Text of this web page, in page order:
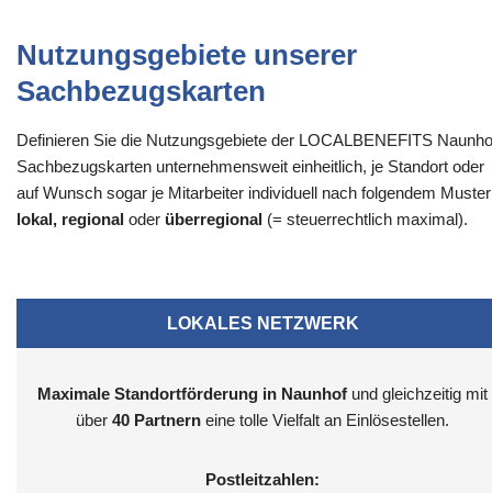
Nutzungsgebiete unserer
Sachbezugskarten
Definieren Sie die Nutzungsgebiete der LOCALBENEFITS
Sachbezugskarten unternehmensweit einheitlich, je Standort oder
auf Wunsch sogar je Mitarbeiter individuell nach folgendem
lokal, regional oder überregional (= steuerrechtlich maximal).
LOKALES NETZWERK
Maximale Standortförderung in Naunhof und gleichzeitig mit
über 40 Partnern eine tolle Vielfalt an Einlösestellen.
Postleitzahlen: